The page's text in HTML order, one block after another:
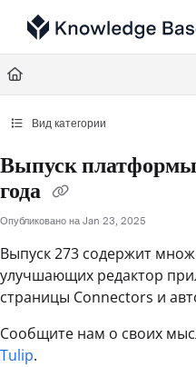
Documentation Index
Fetch the complete documentation
Use this file to discover all available
Вид категории
Выпуск
года
Опубликовано на Jan 23, 2025
Выпуск 273 содержит
улучшающих редактор
страницы Connectors и
Сообщите нам о своих
Tulip.